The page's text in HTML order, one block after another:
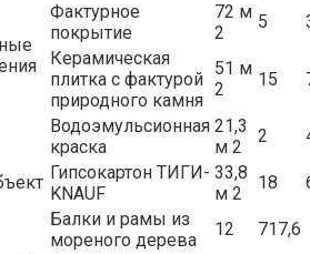
Фактурное
покрытие
72 м
2
5
Керамическая
плитка с фактурой
природного камня
51 м
2
15
Водоэмульсионная
краска
21,3
м 2
2
Гипсокартон ТИГИ-
KNAUF
33,8
м 2
18
Балки и рамы из
мореного дерева
12
717,6